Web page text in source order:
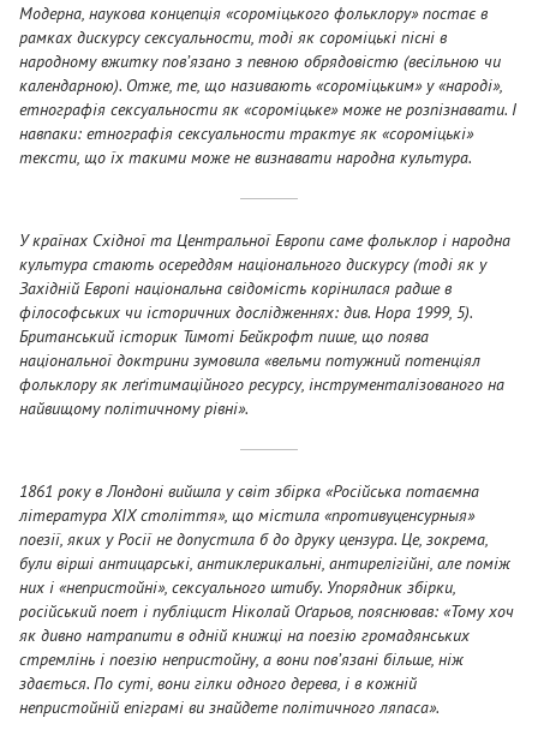
Модерна, наукова концепція «сороміцького фольклору» постає в
рамках дискурсу сексуальности, тоді як сороміцькі пісні в
народному вжитку пов’язано з певною обрядовістю (весільною чи
календарною). Отже, те, що називають «сороміцьким» у «народі»,
етнографія сексуальности як «сороміцьке» може не розпізнавати. І
навпаки: етнографія сексуальности трактує як «сороміцькі»
тексти, що їх такими може не визнавати народна культура.
У країнах Східної та Центральної Европи саме фольклор і народна
культура стають осереддям національного дискурсу (тоді як у
Західній Европі національна свідомість корінилася радше в
філософських чи історичних дослідженнях: див. Нора 1999, 5).
Британський історик Тимоті Бейкрофт пише, що поява
національної доктрини зумовила «вельми потужний потенціял
фольклору як леґітимаційного ресурсу, інструменталізованого на
найвищому політичному рівні».
1861 року в Лондоні вийшла у світ збірка «Російська потаємна
література XIX століття», що містила «противуценсурныя»
поезії, яких у Росії не допустила б до друку цензура. Це, зокрема,
були вірші антицарські, антиклерикальні, антирелігійні, але поміж
них і «непристойні», сексуального штибу. Упорядник збірки,
російський поет і публіцист Ніколай Оґарьов, пояснював: «Тому хоч
як дивно натрапити в одній книжці на поезію громадянських
стремлінь і поезію непристойну, а вони пов’язані більше, ніж
здається. По суті, вони гілки одного дерева, і в кожній
непристойній епіграмі ви знайдете політичного ляпаса».